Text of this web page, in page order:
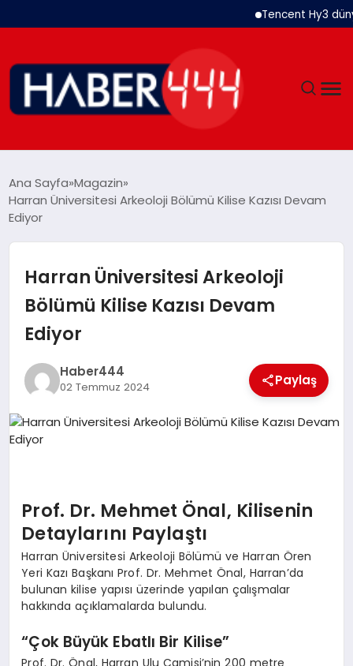
Tencent Hy3
SIYASET
SPOR
TEKNOLOJI
MAGAZIN
Ana Sayfa Magazin
Harran Üniversitesi Arkeoloji Bölümü Kilise Kazısı Devam
Ediyor
Harran Üniversitesi Arkeoloji
Bölümü Kilise Kazısı Devam
Ediyor
Haber444
02 Temmuz 2024 Paylaş
Prof. Dr. Mehmet Önal, Kilisenin
Detaylarını Paylaştı
Harran Üniversitesi Arkeoloji Bölümü ve Harran Ören
Yeri Kazı Başkanı Prof. Dr. Mehmet Önal, Harran’da
bulunan kilise yapısı üzerinde yapılan çalışmalar
hakkında açıklamalarda bulundu.
“Çok Büyük Ebatlı Bir Kilise”